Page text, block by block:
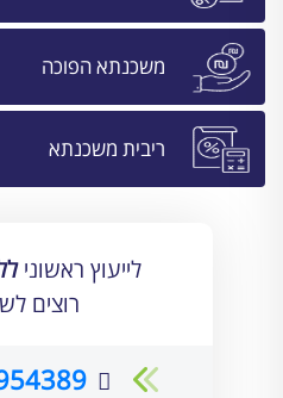
משכנתא הפוכה
ריבית משכנתא
לייעוץ ראשוני
רוצים